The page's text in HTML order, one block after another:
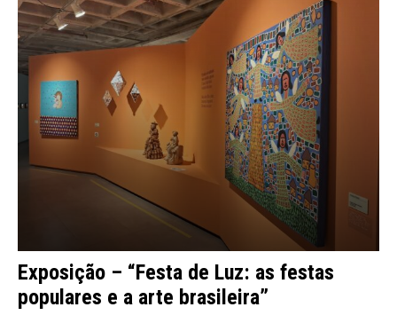
Exposição – “Festa de Luz: as festas
populares e a arte brasileira”